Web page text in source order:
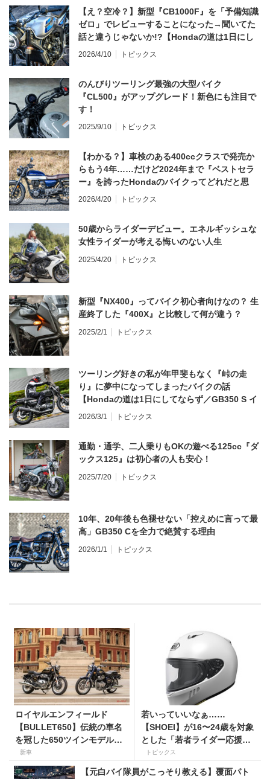
【え？空冷？】新型『CB1000F』を「予備知識
ゼロ」でレビューすることになった→聞いてた
話と違うじゃないか!?【Hondaの道は1日にし
てならず／CB1000F ①第一印象 編】
2026/4/10 トピックス
のんびりツーリング最強の大型バイク
『CL500』がアップグレード！新色にも注目で
す！
2025/9/10 トピックス
【わかる？】車検のある400ccクラスで発売か
らもう4年……だけど2024年まで『ベストセラ
ー』を誇ったHondaのバイクってどれだと思
う？
2026/4/20 トピックス
50歳からライダーデビュー。エネルギッシュな
女性ライダーが考える悔いのない人生
2025/4/20 トピックス
新型『NX400』ってバイク初心者向けなの？ 生
産終了した『400X』と比較して何が違う？
2025/2/1 トピックス
ツーリング好きの私が年甲斐もなく『峠の走
り』に夢中になってしまったバイクの話
【Hondaの道は1日にしてならず／GB350 S イ
ンプレ・レビュー 前編】
2026/3/1 トピックス
通勤・通学、二人乗りもOKの遊べる125cc『ダ
ックス125』は初心者の人も安心！
2025/7/20 トピックス
10年、20年後も色褪せない「控えめに言って最
高」GB350 Cを全力で絶賛する理由
2026/1/1 トピックス
ロイヤルエンフィールド
【BULLET650】伝統の車名
を冠した650ツインモデルが
登場。価格98万100円〜で、8
月27日発売！
新車
若いっていいなぁ……
【SHOEI】が16〜24歳を対象
とした「若者ライダー応援キ
ャンペーン」を実施
トピックス
【元白バイ隊員がこっそり教える】覆面パト